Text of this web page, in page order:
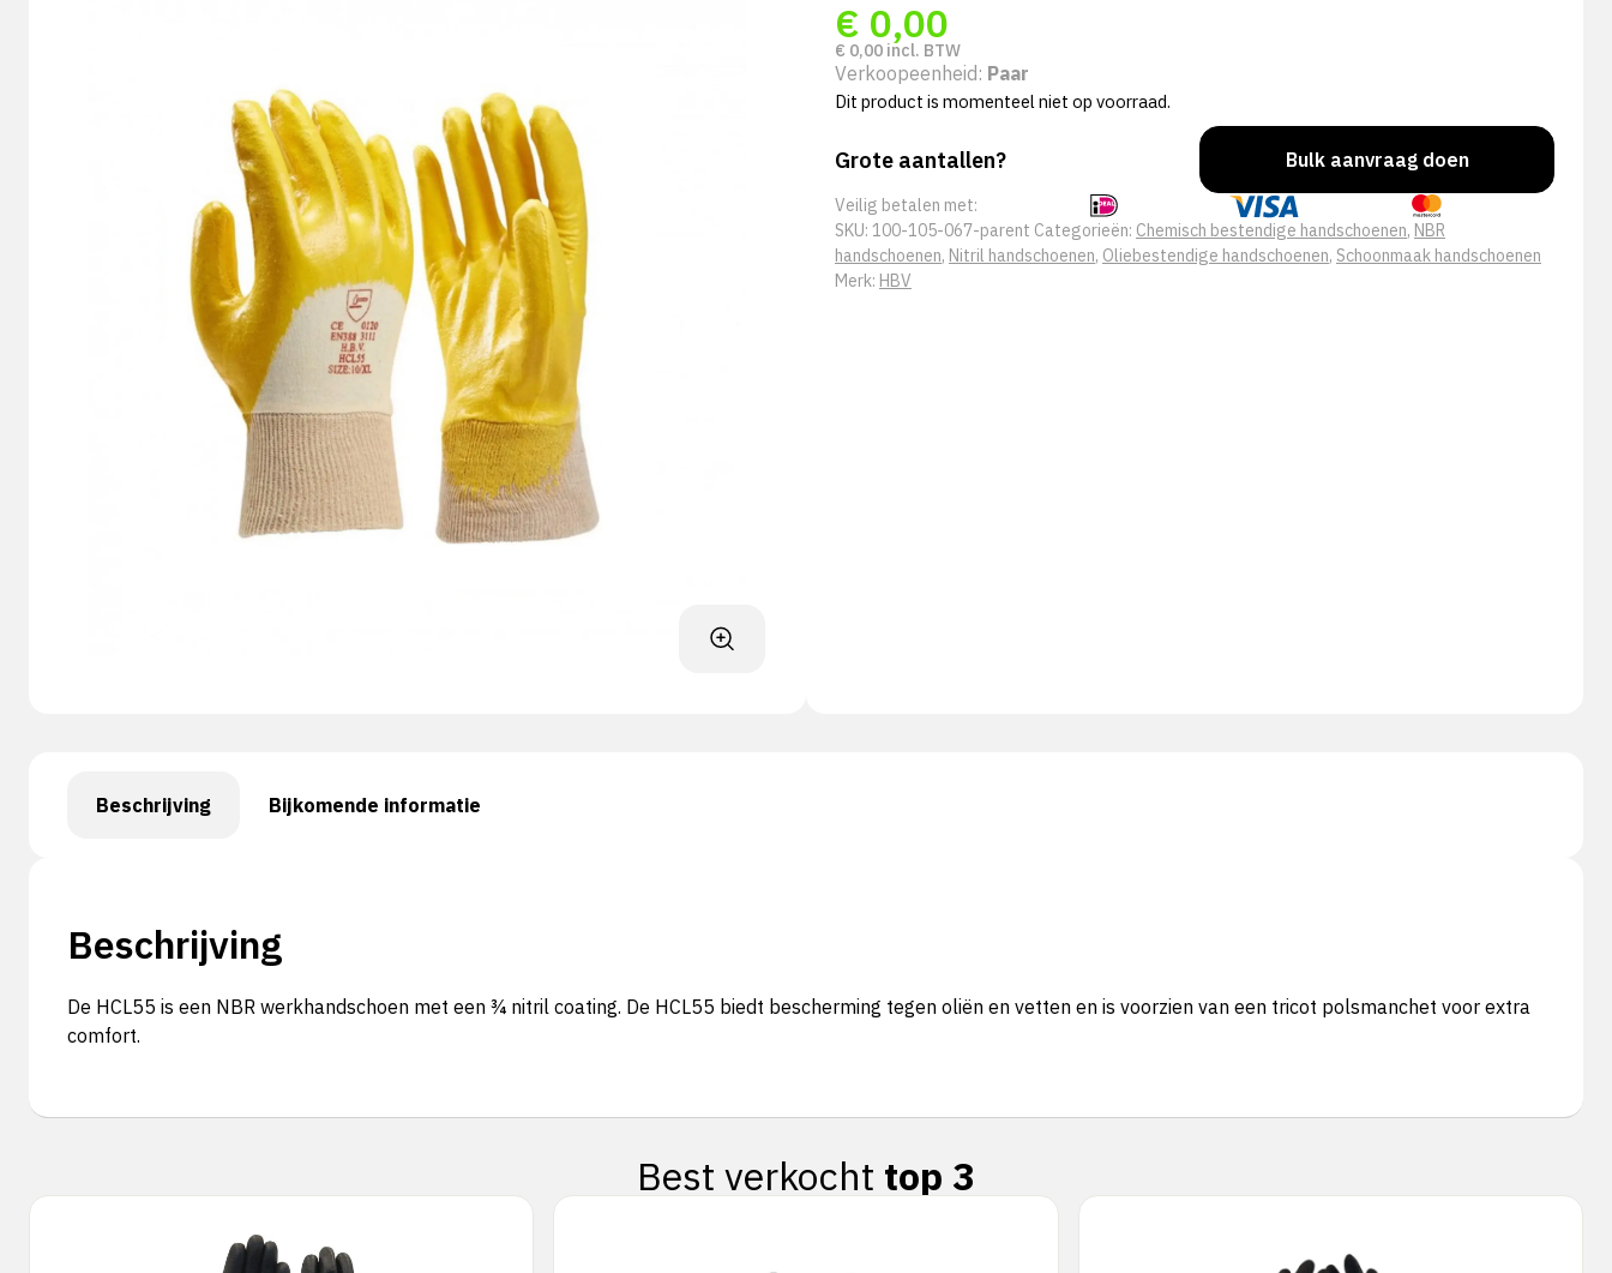
€ 0,00
€ 0,00 incl. BTW
Verkoopeenheid: Paar
Dit product is momenteel niet op voorraad.
Grote aantallen? Bulk aanvraag doen
Veilig betalen met:
SKU: 100-105-067-parent Categorieën: Chemisch bestendige handschoenen, NBR
handschoenen, Nitril handschoenen, Oliebestendige handschoenen, Schoonmaak handschoenen
Merk: HBV
Beschrijving Bijkomende informatie
Beschrijving
De HCL55 is een NBR werkhandschoen met een ¾ nitril coating. De HCL55 biedt bescherming tegen oliën en vetten en is voorzien van een tricot polsmanchet voor extra
comfort.
Best verkocht top 3